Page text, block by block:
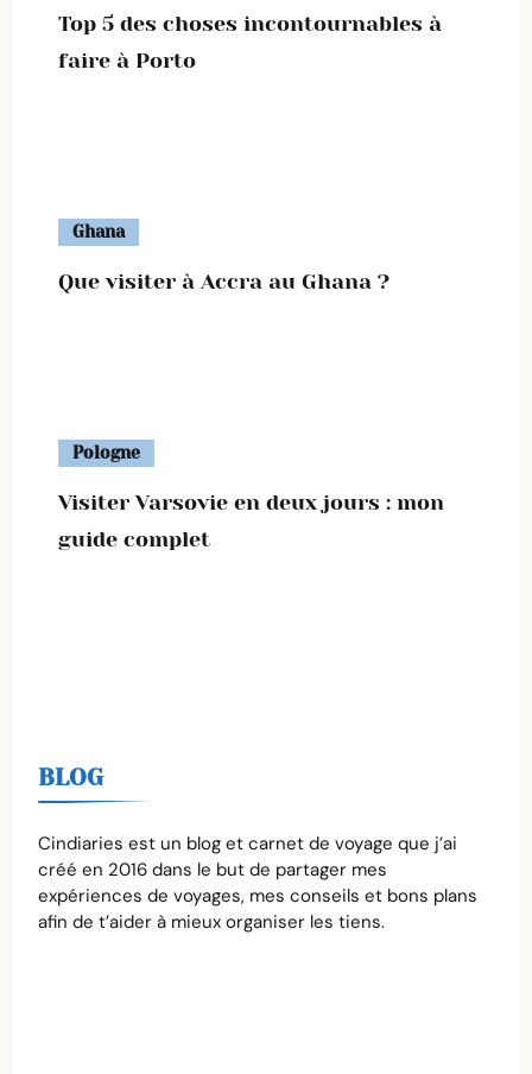
Top 5 des choses incontournables à
faire à Porto
Ghana
Que visiter à Accra au Ghana ?
Pologne
Visiter Varsovie en deux jours : mon
guide complet
BLOG
Cindiaries est un blog et carnet de voyage que j’ai
créé en 2016 dans le but de partager mes
expériences de voyages, mes conseils et bons plans
afin de t’aider à mieux organiser les tiens.